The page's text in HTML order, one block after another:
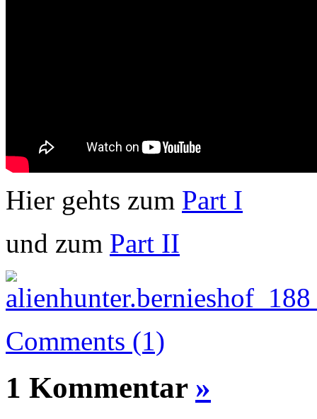
Hier gehts zum Part I
und zum Part II
Comments (1)
1 Kommentar »